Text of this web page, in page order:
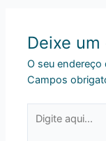
Deixe
O seu endereço
Campos
aqui...